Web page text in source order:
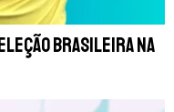
Brasileira na